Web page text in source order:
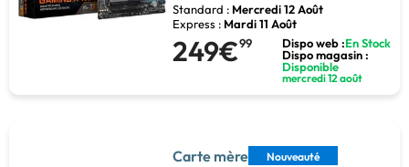
Standard : Mercredi 12 Août
Express : Mardi 11 Août
249€99 Dispo web :En Stock
Dispo magasin :
Disponible
mercredi 12 août
Carte mère Nouveauté